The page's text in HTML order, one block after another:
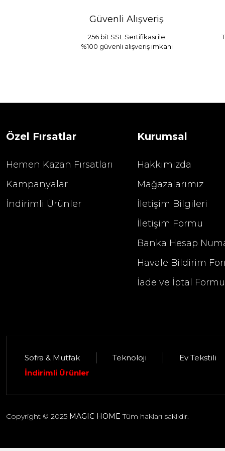
2.400,00 TL
Selim Dekor Elise 13x18 Çerçeve
Güvenli Alışveriş
256 bit SSL Sertifikası ile
%100 güvenli alışveriş imkanı
Özel Fırsatlar
Hemen Kazan Fırsatları
Kampanyalar
İndirimli Ürünler
Kurumsal
Hakkımızda
Mağazalarımız
İletişim Bilgileri
İletişim Formu
Banka Hesap
Havale Bildirim
İade ve İptal Formu
Sofra & Mutfak Teknoloji Ev Tekstili
İndirimli Ürünler
Copyright © 2025 MAGIC HOME Tüm hakları saklıdır.